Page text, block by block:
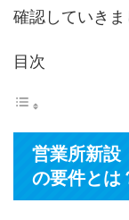
確認していきま
目次
営業所新設
の要件とは